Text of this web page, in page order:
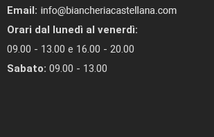
Email:
Orari dal lunedì al venerdì:
09.00 - 13.00 e 16.00 - 20.00
Sabato: 09.00 - 13.00